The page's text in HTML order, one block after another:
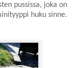
pussissa, joka on
huku sinne.